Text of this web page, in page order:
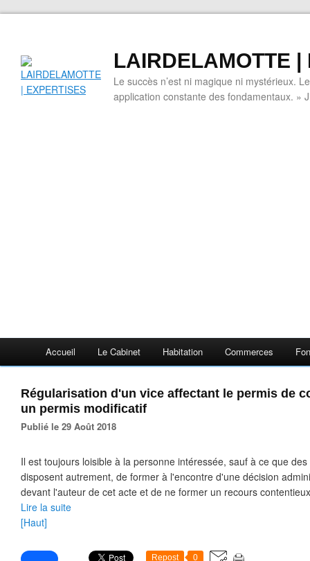
LAIRDELAMOTTE |
Le succès n’est ni magique ni mystérieux.
application constante des fondamentaux. »
Accueil Le Cabinet Habitation Commerces
Régularisation d'un vice affectant le permis de
un permis modificatif
Publié le 29 Août 2018
Il est toujours loisible à la personne intéressée, sauf à ce que
disposent autrement, de former à l'encontre d'une décision
devant l'auteur de cet acte et de ne former un recours
Lire la suite
[Haut]
Repost 0